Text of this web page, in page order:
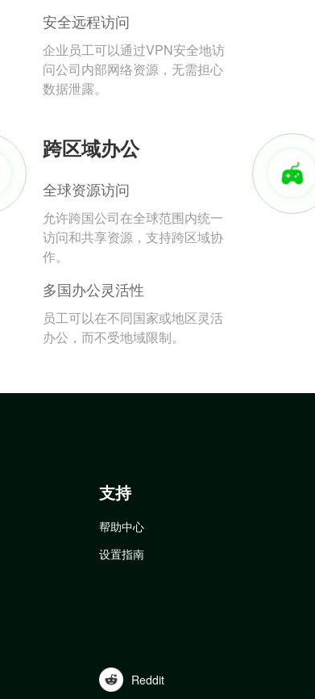
安全远程访问
企业员工可以通过VPN安全地访
问公司内部网络资源，无需担心
数据泄露。
跨区域办公
全球资源访问
允许跨国公司在全球范围内统一
访问和共享资源，支持跨区域协
作。
多国办公灵活性
员工可以在不同国家或地区灵活
办公，而不受地域限制。
支持
帮助中心
设置指南
Reddit